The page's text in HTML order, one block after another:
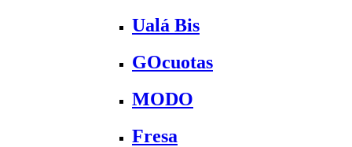
Ualá Bis
GOcuotas
MODO
Fresa